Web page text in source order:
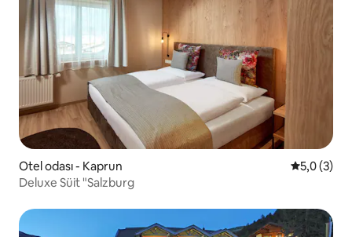
Otel odası - Kaprun 55,0 (3)
Deluxe Süit "Salzburg